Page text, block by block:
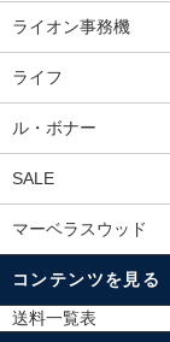
ライオン事務機
ライフ
ル・ボナー
SALE
マーベラスウッド
コンテンツを見る
送料一覧表